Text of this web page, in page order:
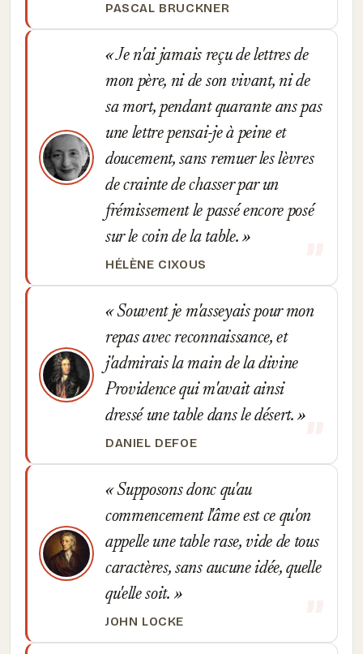
PASCAL BRUCKNER
Je n'ai jamais reçu de lettres de
mon père, ni de son vivant, ni de
sa mort, pendant quarante ans pas
une lettre pensai-je à peine et
doucement, sans remuer les lèvres
de crainte de chasser par un
frémissement le passé encore posé
sur le coin de la table.
HÉLÈNE CIXOUS
Souvent je m'asseyais pour mon
repas avec reconnaissance, et
j'admirais la main de la divine
Providence qui m'avait ainsi
dressé une table dans le désert.
DANIEL DEFOE
Supposons donc qu'au
commencement l'âme est ce qu'on
appelle une table rase, vide de tous
caractères, sans aucune idée, quelle
qu'elle soit.
JOHN LOCKE